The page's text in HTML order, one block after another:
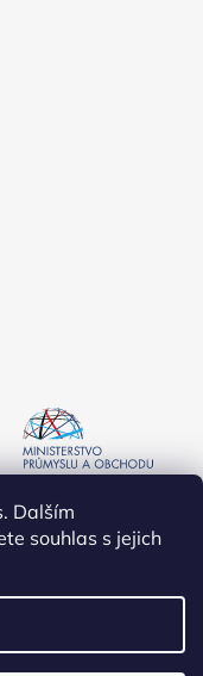
Dalším
souhlas s jejich